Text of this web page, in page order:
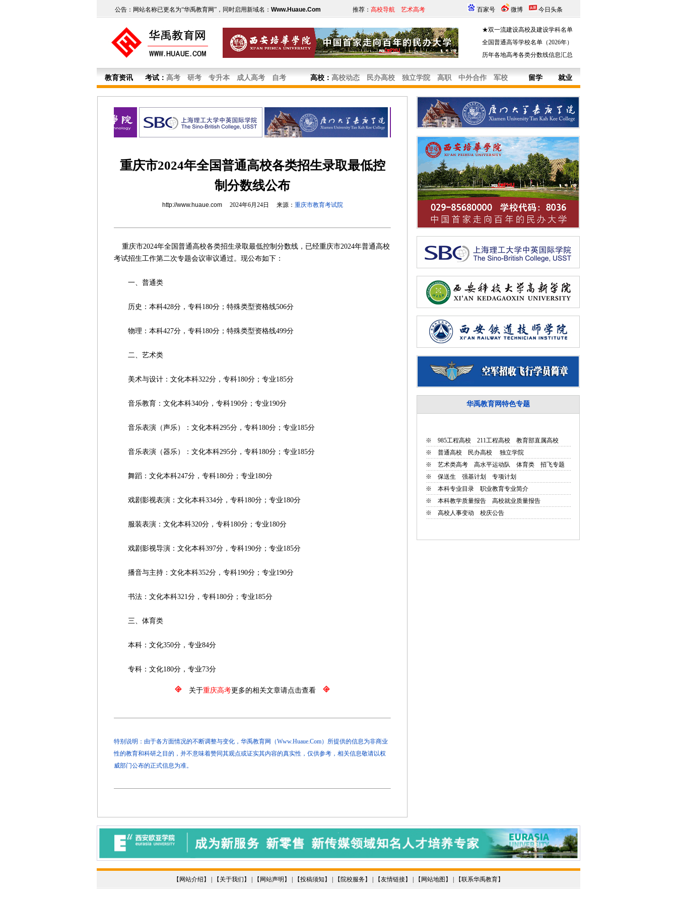
公告：网站名称已更名为“华禹教育网”，同时启用新域名： Www.Huaue.Com 推荐： 高校导航 艺术高考 百家号 微博 今日头条
★双一流建设高校及建设学科名单
全国普通高等学校名单（2026年）
历年各地高考各类分数线信息汇总
教育资讯 考试： 高考 研考 专升本 成人高考 自考 高校： 高校动态 民办高校 独立学院 高职 中外合作 军校 留学 就业
重庆市2024年全国普通高校各类招生录取最低控
制分数线公布
http://www.huaue.com2024年6月24日 来源： 重庆市教育考试院
重庆市2024年全国普通高校各类招生录取最低控制分数线，已经重庆市2024年普通高校
考试招生工作第二次专题会议审议通过。现公布如下：
一、普通类
历史：本科428分，专科180分；特殊类型资格线506分
物理：本科427分，专科180分；特殊类型资格线499分
二、艺术类
美术与设计：文化本科322分，专科180分；专业185分
音乐教育：文化本科340分，专科190分；专业190分
音乐表演（声乐）：文化本科295分，专科180分；专业185分
音乐表演（器乐）：文化本科295分，专科180分；专业185分
舞蹈：文化本科247分，专科180分；专业180分
戏剧影视表演：文化本科334分，专科180分；专业180分
服装表演：文化本科320分，专科180分；专业180分
戏剧影视导演：文化本科397分，专科190分；专业185分
播音与主持：文化本科352分，专科190分；专业190分
书法：文化本科321分，专科180分；专业185分
三、体育类
本科：文化350分，专业84分
专科：文化180分，专业73分
关于重庆高考更多的相关文章请点击查看
特别说明：由于各方面情况的不断调整与变化，华禹教育网（Www.Huaue.Com）所提供的信息为非商业
性的教育和科研之目的，并不意味着赞同其观点或证实其内容的真实性，仅供参考，相关信息敬请以权
威部门公布的正式信息为准。
华禹教育网特色专题
※ 985工程高校 211工程高校
教育部直属高校
※ 普通高校 民办高校
独立学院
※ 艺术类高考 高水平运动队 体育类
招飞专题
※ 保送生 强基计划
专项计划
※ 本科专业目录
职业教育专业简介
※ 本科教学质量报告
高校就业质量报告
※ 高校人事变动 校庆公告
【 网站介绍 】 | 【 关于我们 】 | 【 网站声明 】 | 【投稿须知 】 | 【 院校服务】 | 【友情链接】 | 【 网站地图 】 | 【联系华禹教育】